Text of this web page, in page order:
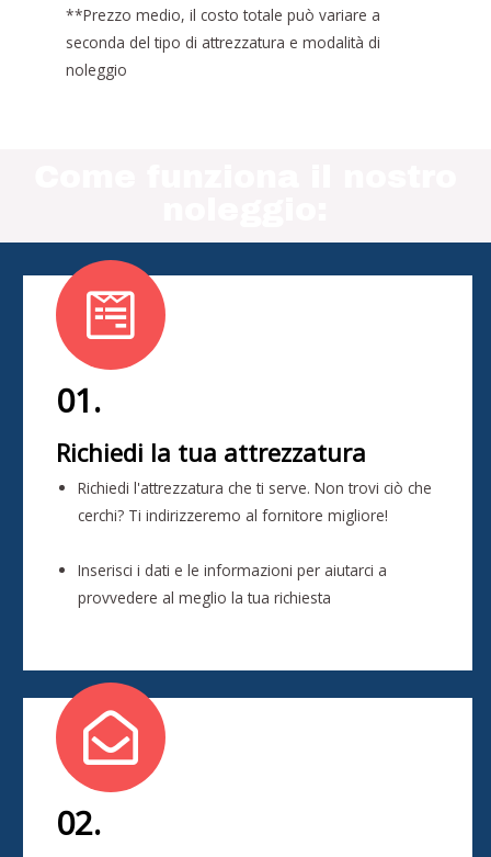
**Prezzo medio, il costo totale può variare a
seconda del tipo di attrezzatura e modalità di
noleggio
01.
Richiedi la tua attrezzatura
Richiedi l'attrezzatura che ti serve. Non trovi ciò che
cerchi? Ti indirizzeremo al fornitore migliore!
Inserisci i dati e le informazioni per aiutarci a
provvedere al meglio la tua richiesta
02.